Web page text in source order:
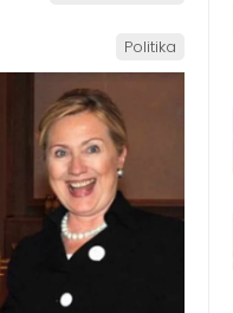
Politika